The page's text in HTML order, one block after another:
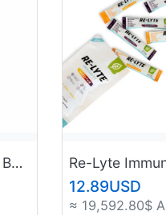
Re-Lyte® Energy Boost Caps
12.89USD
≈ 19,592.80$